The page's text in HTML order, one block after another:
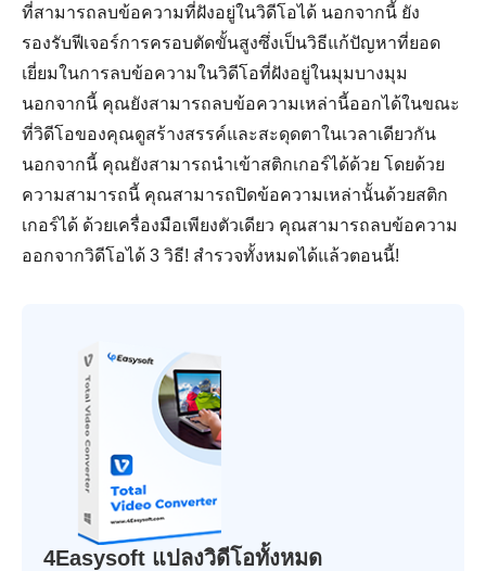
ที่สามารถลบข้อความที่ฝังอยู่ในวิดีโอได้ นอกจากนี้ ยัง
รองรับฟีเจอร์การครอบตัดขั้นสูงซึ่งเป็นวิธีแก้ปัญหาที่ยอด
เยี่ยมในการลบข้อความในวิดีโอที่ฝังอยู่ในมุมบางมุม
นอกจากนี้ คุณยังสามารถลบข้อความเหล่านี้ออกได้ในขณะ
ที่วิดีโอของคุณดูสร้างสรรค์และสะดุดตาในเวลาเดียวกัน
นอกจากนี้ คุณยังสามารถนำเข้าสติกเกอร์ได้ด้วย โดยด้วย
ความสามารถนี้ คุณสามารถปิดข้อความเหล่านั้นด้วยสติก
เกอร์ได้ ด้วยเครื่องมือเพียงตัวเดียว คุณสามารถลบข้อความ
ออกจากวิดีโอได้ 3 วิธี! สำรวจทั้งหมดได้แล้วตอนนี้!
4Easysoft แปลงวิดีโอทั้งหมด